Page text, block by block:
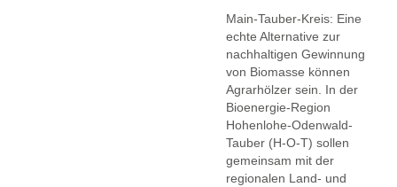
Main-Tauber-Kreis: Eine
echte Alternative zur
nachhaltigen Gewinnung
von Biomasse können
Agrarhölzer sein. In der
Bioenergie-Region
Hohenlohe-Odenwald-
Tauber (H-O-T) sollen
gemeinsam mit der
regionalen Land- und